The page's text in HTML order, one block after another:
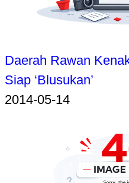
Daerah Rawan
Siap ‘Blusukan’
2014-05-14